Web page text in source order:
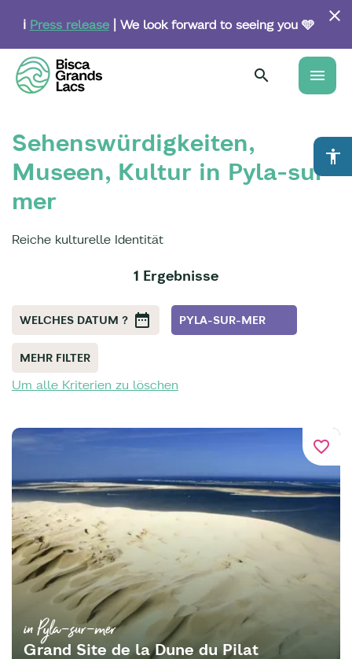
content
ℹ️ Press release| We look forward to seeing you 🩵
menu
accessibility
Sehenswürdigkeiten,
Museen, Kultur in Pyla-sur-
mer
Reiche kulturelle Identität
1 Ergebnisse
WELCHES DATUM ? PYLA-SUR-MER
MEHR FILTER
Um alle Kriterien zu löschen
favorite_border
in Pyla-sur-mer
Grand Site de la Dune du Pilat